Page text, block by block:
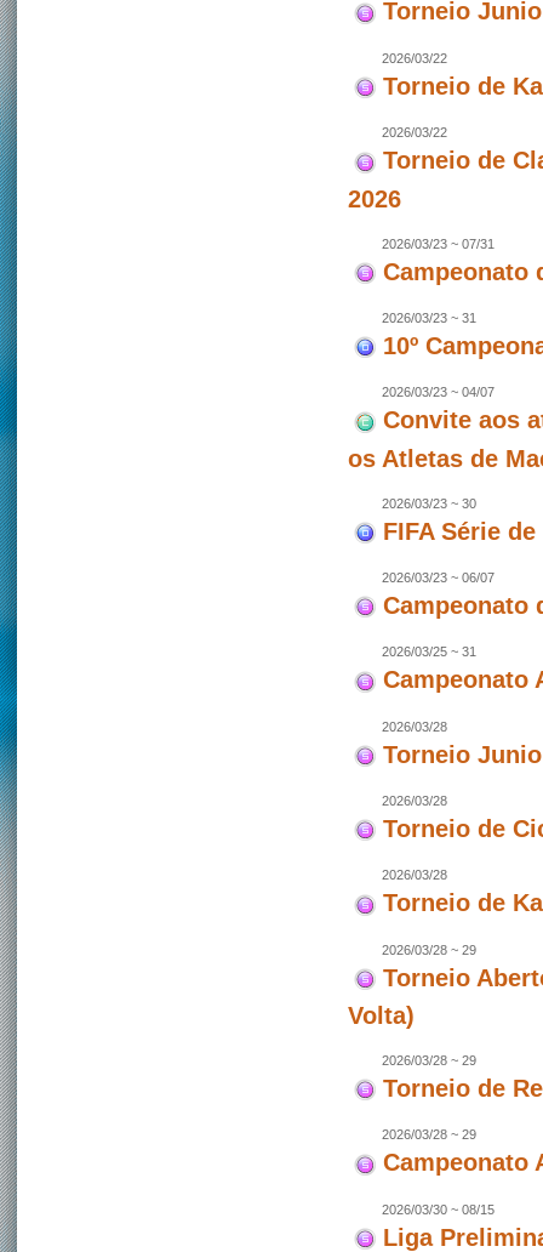
Torneio
2026/03/22
Torneio de
2026/03/22
Torneio de
2026
2026/03/23 ~ 07/31
Campeonato
2026/03/23 ~ 31
10º
2026/03/23 ~ 04/07
Convite aos
os Atletas de
2026/03/23 ~ 30
FIFA Série
2026/03/23 ~ 06/07
Campeonato
2026/03/25 ~ 31
Campeonato
2026/03/28
Torneio
2026/03/28
Torneio de
2026/03/28
Torneio de
2026/03/28 ~ 29
Torneio
Volta)
2026/03/28 ~ 29
Torneio de
2026/03/28 ~ 29
Campeonato
2026/03/30 ~ 08/15
Liga